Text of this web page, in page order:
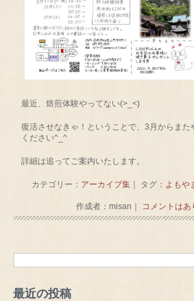
最近、焙煎体験やってない(>_<)
復活させなきゃ！ということで、3月からまた
ください^_^
詳細は追ってご案内いたします。
カテゴリー： アーカイブ集｜ タグ： よもや
作成者：misan｜ コメントはあ
最近の投稿